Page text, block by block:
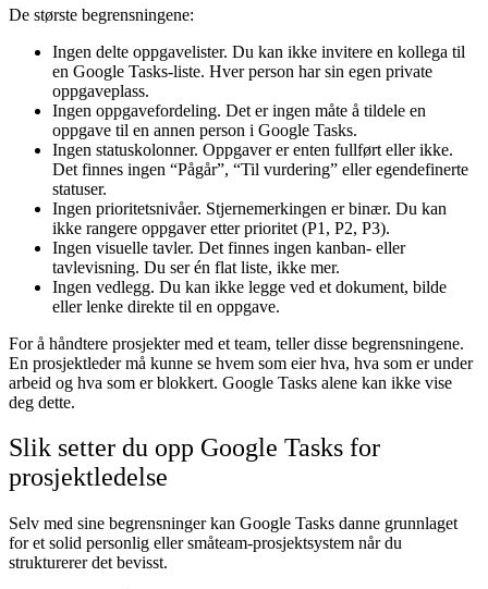
De største begrensningene:
Ingen delte oppgavelister. Du kan ikke invitere en kollega til
en Google Tasks-liste. Hver person har sin egen private
oppgaveplass.
Ingen oppgavefordeling. Det er ingen måte å tildele en
oppgave til en annen person i Google Tasks.
Ingen statuskolonner. Oppgaver er enten fullført eller ikke.
Det finnes ingen “Pågår”, “Til vurdering” eller egendefinerte
statuser.
Ingen prioritetsnivåer. Stjernemerkingen er binær. Du kan
ikke rangere oppgaver etter prioritet (P1, P2, P3).
Ingen visuelle tavler. Det finnes ingen kanban- eller
tavlevisning. Du ser én flat liste, ikke mer.
Ingen vedlegg. Du kan ikke legge ved et dokument, bilde
eller lenke direkte til en oppgave.
For å håndtere prosjekter med et team, teller disse begrensningene.
En prosjektleder må kunne se hvem som eier hva, hva som er under
arbeid og hva som er blokkert. Google Tasks alene kan ikke vise
deg dette.
Slik setter du opp Google Tasks for
prosjektledelse
Selv med sine begrensninger kan Google Tasks danne grunnlaget
for et solid personlig eller småteam-prosjektsystem når du
strukturerer det bevisst.